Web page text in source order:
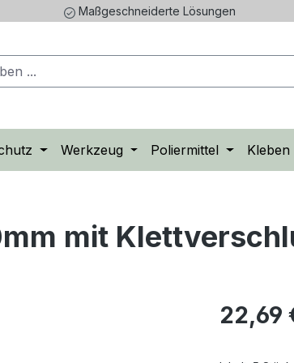
Maßgeschneiderte Lösungen
Werkzeug Poliermittel Kleben
mit
Regulärer
22,69